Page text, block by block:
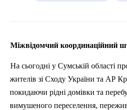
Міжвідомчий координаційний
На сьогодні у Сумській області
жителів зі Сходу України та АР
покидаючи рідні домівки та
вимушеного переселення,